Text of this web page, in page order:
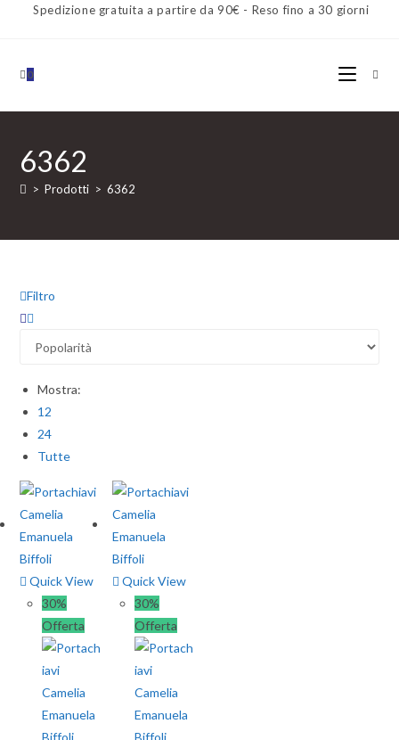
Spedizione gratuita a partire da 90€ - Reso fino a 30 giorni
0
6362
> Prodotti > 6362
Filtro
Mostra:
12
24
Tutte
Quick View
30%
Offerta
Quick View
30%
Offerta